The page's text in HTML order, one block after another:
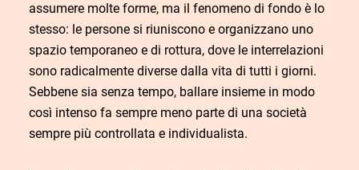
assumere molte forme, ma il fenomeno di fondo è lo
stesso: le persone si riuniscono e organizzano uno
spazio temporaneo e di rottura, dove le interrelazioni
sono radicalmente diverse dalla vita di tutti i giorni.
Sebbene sia senza tempo, ballare insieme in modo
così intenso fa sempre meno parte di una società
sempre più controllata e individualista.